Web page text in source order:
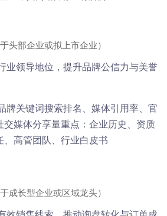
头部企业或拟上市企业）
业领导地位，提升品牌公信力与美誉
牌关键词搜索排名、媒体引用率、官
交媒体分享量重点：企业历史、资质
、高管团队、行业白皮书
成长型企业或区域龙头）